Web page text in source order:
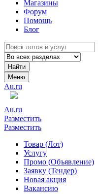
Магазины
Форум
Помощь
Блог
Найти
Меню
Au.ru
Au.ru
Разместить
Разместить
Товар (Лот)
Услугу
Промо (Объявление)
Заявку (Тендер)
Новая акция
Вакансию